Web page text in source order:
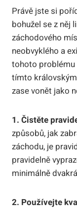
Právě jste si
bohužel se z něj
záchodového
neobvyklého a
tohoto problému
tímto
zase vonět jako
1. Čistěte
způsobů, jak
záchodu, je
pravidelně
minimálně
2. Používejte